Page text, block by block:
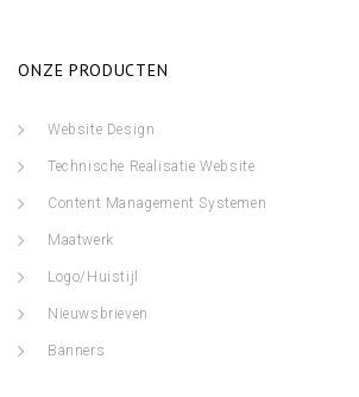
ONZE PRODUCTEN
Website Design
Technische Realisatie Website
Content Management Systemen
Maatwerk
Logo/Huistijl
Nieuwsbrieven
Banners